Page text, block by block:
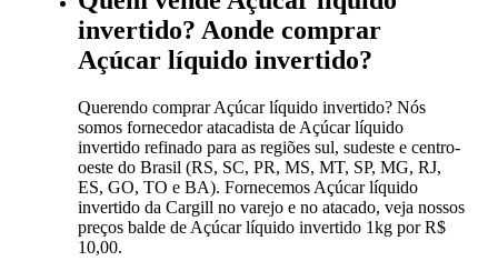
invertido? Aonde comprar
Açúcar líquido invertido?
Querendo comprar Açúcar líquido invertido? Nós
somos fornecedor atacadista de Açúcar líquido
invertido refinado para as regiões sul, sudeste e centro-
oeste do Brasil (RS, SC, PR, MS, MT, SP, MG, RJ,
ES, GO, TO e BA). Fornecemos Açúcar líquido
invertido da Cargill no varejo e no atacado, veja nossos
preços balde de Açúcar líquido invertido 1kg por R$
10,00.